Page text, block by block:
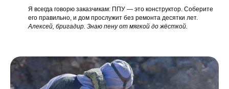
Я всегда говорю заказчикам: ППУ — это конструктор. Соберите
его правильно, и дом прослужит без ремонта десятки лет.
Алексей, бригадир. Знаю пену от мягкой до жёсткой.